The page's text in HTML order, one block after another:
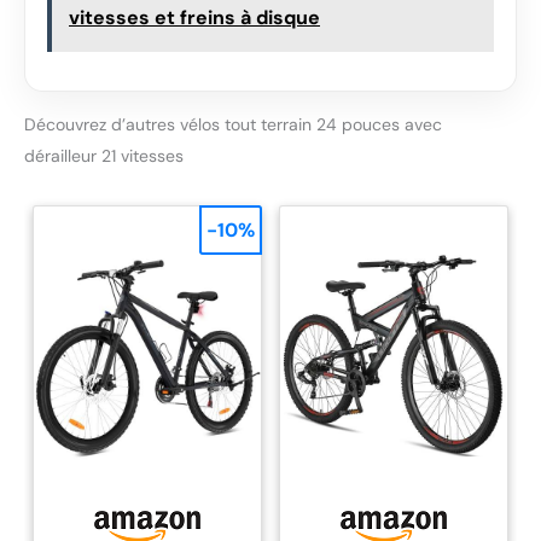
Avec le dérailleur
optimal grâce à une
météo. En outre, vous
recevrez comme
accessoires une
sacoche de cadre et
un kit d'outils pour
une installation rapide
Design unique : Les
vélos Licorne Bike ne
brillent pas seulement
design moderne et
vitesses et freins à disque
Découvrez d’autres vélos tout terrain 24 pouces avec
dérailleur 21 vitesses
-10%